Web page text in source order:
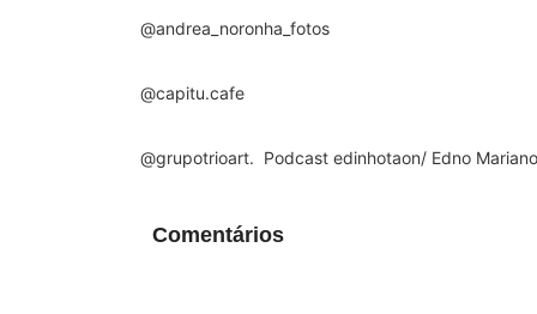
@andrea_noronha_fotos
@capitu.cafe
@grupotrioart. Podcast edinhotaon/ Edno Mariano
Comentários